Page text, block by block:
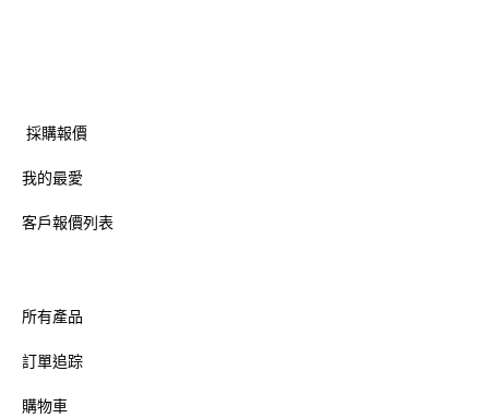
採購報價
我的最愛
客戶報價列表
所有產品
訂單追踪
購物車